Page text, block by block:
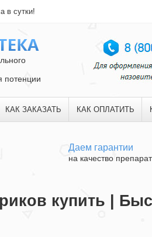
в сутки!
потенции
КАК ЗАКАЗАТЬ КАК ОПЛАТИТЬ
Даем гарантии
на качество
купить |